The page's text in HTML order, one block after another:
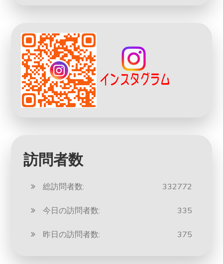
訪問者数
332772
総訪問者数:
335
今日の訪問者数:
375
昨日の訪問者数: